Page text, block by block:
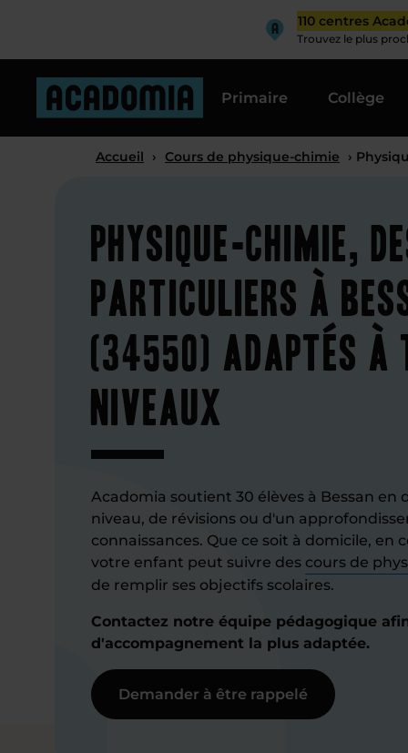
110 centres
Trouvez le plus
Primaire Collège
Accueil › Cours de physique-chimie ›
Physique-chimie,
particuliers à
(34550) adaptés
niveaux
Acadomia soutient 30 élèves à Bessan en
niveau, de révisions ou d'un
connaissances. Que ce soit à domicile, en
votre enfant peut suivre des cours de
de remplir ses objectifs scolaires.
Contactez notre équipe pédagogique
d'accompagnement la plus adaptée.
Demander à être rappelé